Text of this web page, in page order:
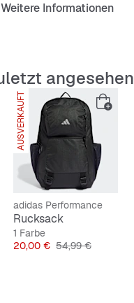
(recycelt)
Weitere Informationen
angesehen
AUSVERKAUFT
adidas Performance
Rucksack
1 Farbe
Preis
20,00 € Originalpreis
54,99 €